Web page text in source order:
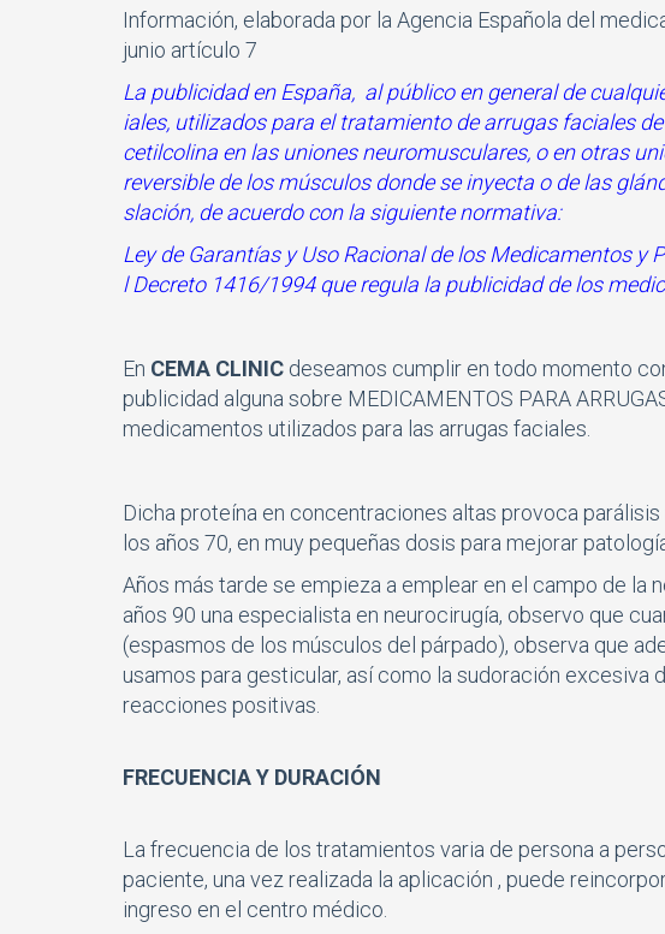
Información, elaborada por la Agencia Española del
junio artí­culo 7
La publicidad en España, al público en general de
iales, utilizados para el tratamiento de arrugas faciales
cetilcolina en las uniones neuromusculares, o en otras
reversible de los músculos donde se inyecta o de las
slación, de acuerdo con la siguiente normativa:
Ley de Garantí­as y Uso Racional de los Medicamentos y
l Decreto 1416/1994 que regula la publicidad de los
En CEMA CLINIC deseamos cumplir en todo momento
publicidad alguna sobre MEDICAMENTOS PARA
medicamentos utilizados para las arrugas faciales.
Dicha proteína en concentraciones altas provoca
los años 70, en muy pequeñas dosis para mejorar
Años más tarde se empieza a emplear en el campo de la
años 90 una especialista en neurocirugí­a, observo que
(espasmos de los músculos del párpado), observa que
usamos para gesticular, así­ como la sudoración excesiva
reacciones positivas.
FRECUENCIA Y DURACIÓN
La frecuencia de los tratamientos varia de persona a
paciente, una vez realizada la aplicación , puede
ingreso en el centro médico.